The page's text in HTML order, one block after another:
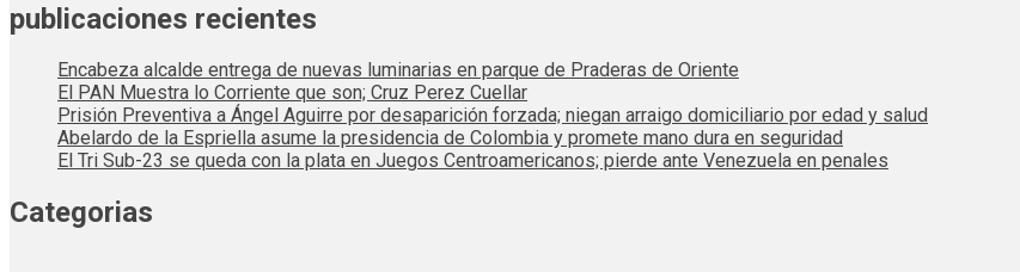
publicaciones recientes
Encabeza alcalde entrega de nuevas luminarias en parque de Praderas de Oriente
El PAN Muestra lo Corriente que son; Cruz Perez Cuellar
Prisión Preventiva a Ángel Aguirre por desaparición forzada; niegan arraigo domiciliario por edad y salud
Abelardo de la Espriella asume la presidencia de Colombia y promete mano dura en seguridad
El Tri Sub-23 se queda con la plata en Juegos Centroamericanos; pierde ante Venezuela en penales
Categorias